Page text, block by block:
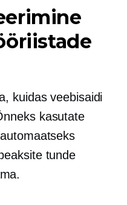
kuidas veebisaidi
kasutate
tunde